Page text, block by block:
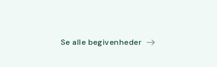
Se alle begivenheder